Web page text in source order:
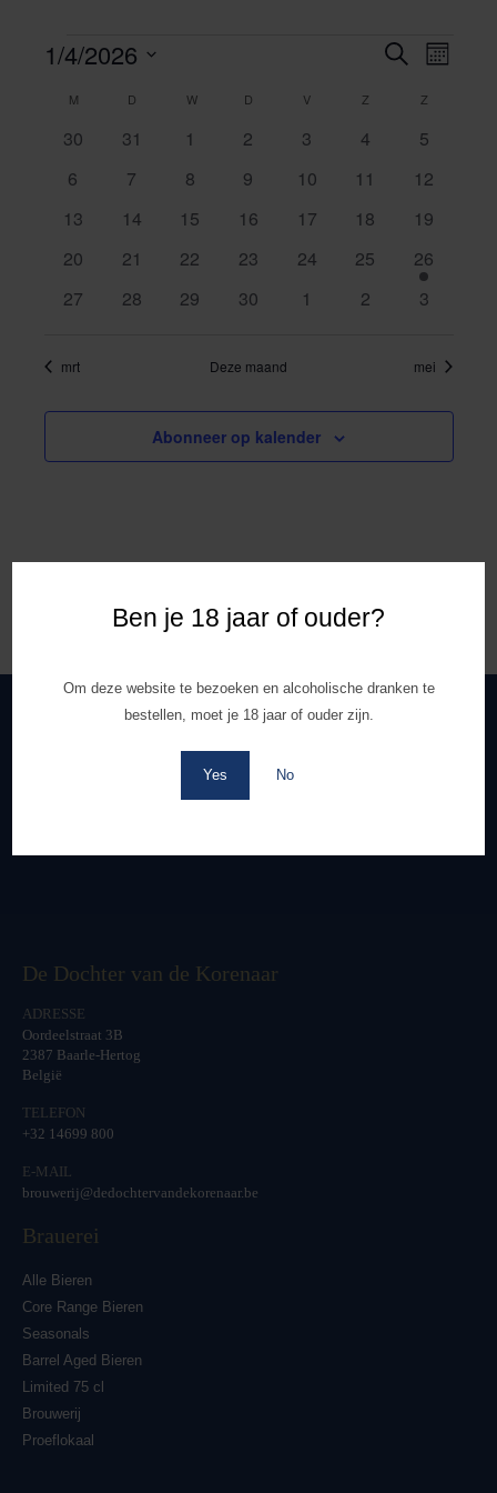
Ben je 18 jaar of ouder?
Om deze website te bezoeken en alcoholische dranken te
bestellen, moet je 18 jaar of ouder zijn.
Yes No
Veranstaltungen
Zoeken
Zoeken
Maand
1/4/2026
datum.
Kalender
van
M MAANDAG
D DINSDAGWWOENSDAG
D DONDERDAG
V VRIJDAGZ ZATERDAG
Z
0
30
0
31
01
0
2
0
3
0
4
0
5
0
6
0
7
0
8
0
9
010
011
012
013
014
015
016
017
018
019
0
20
0
21
0
22
0
23
0
24
0
evenementen
25
1
26
0
27
0
28
0
29
0
30
01
0
2
0
3
mrt Deze maand mei
Abonneer op kalender
De Dochter van de Korenaar
ADRESSE
Oordeelstraat 3B
2387 Baarle-Hertog
België
TELEFON
+32 14699 800
E-MAIL
brouwerij@dedochtervandekorenaar.be
Brauerei
Alle Bieren
Core Range Bieren
Seasonals
Barrel Aged Bieren
Limited 75 cl
Brouwerij
Proeflokaal